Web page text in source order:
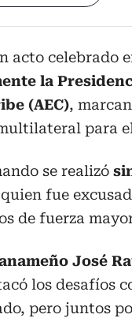
acto celebrado
la
(AEC),
para
se realizó
fue
de fuerza
José
los desafíos
pero juntos